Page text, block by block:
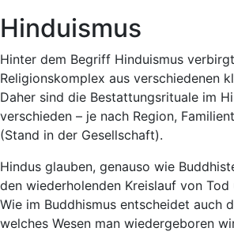
Hinduismus
Hinter dem Begriff Hinduismus
Religionskomplex aus verschiedenen
Daher sind die Bestattungsrituale im
verschieden – je nach Region,
(Stand in der Gesellschaft).
Hindus glauben, genauso wie
den wiederholenden Kreislauf von
Wie im Buddhismus entscheidet auch
welches Wesen man wiedergeboren